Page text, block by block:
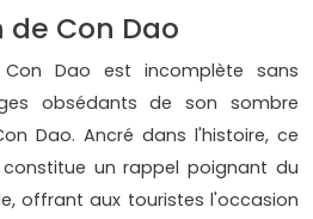
de Con Dao
Dao est incomplète sans
obsédants de son sombre
Dao. Ancré dans l'histoire, ce
un rappel poignant du
offrant aux touristes l'occasion